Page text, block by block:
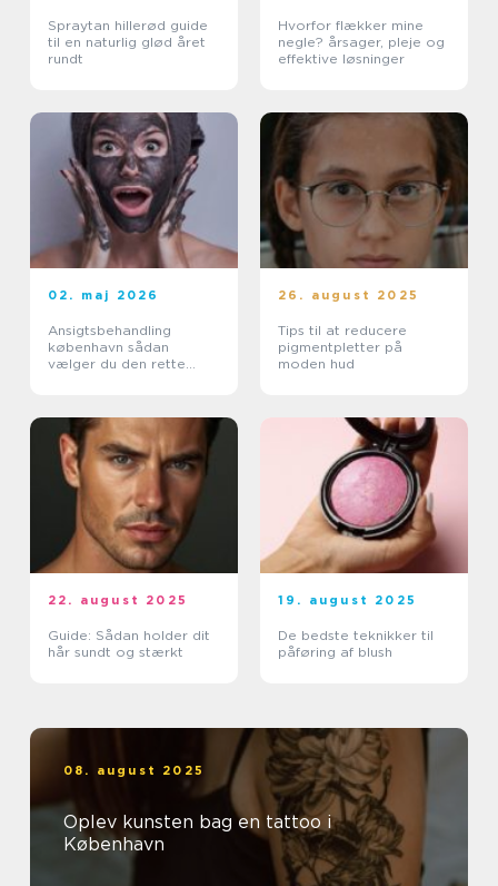
Spraytan hillerød guide
til en naturlig glød året
rundt
Hvorfor flækker mine
negle? årsager, pleje og
effektive løsninger
02. maj 2026
Ansigtsbehandling
københavn sådan
vælger du den rette
26. august 2025
Tips til at reducere
pigmentpletter på
moden hud
22. august 2025
Guide: Sådan holder dit
hår sundt og stærkt
19. august 2025
De bedste teknikker til
påføring af blush
08. august 2025
Oplev kunsten bag en tattoo i
København